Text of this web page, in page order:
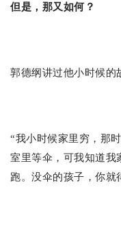
但是，那又如何？
郭德纲讲过他小时候的
“我小时候家里穷，那
室里等伞，可我知道我
跑。没伞的孩子，你就